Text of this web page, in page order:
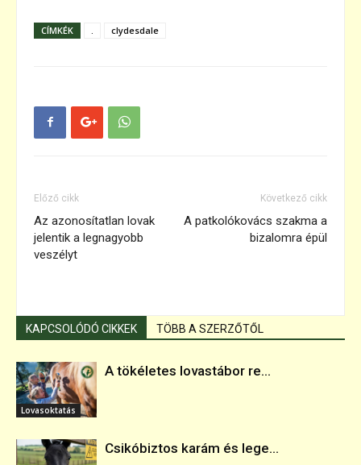
CÍMKÉK clydesdale
Előző cikk
Az azonosítatlan lovak
jelentik a legnagyobb
veszélyt
Következő cikk
A patkolókovács szakma a
bizalomra épül
KAPCSOLÓDÓ CIKKEK TÖBB A SZERZŐTŐL
Lovasoktatás
A tökéletes lovastábor re...
Csikóbiztos karám és lege...